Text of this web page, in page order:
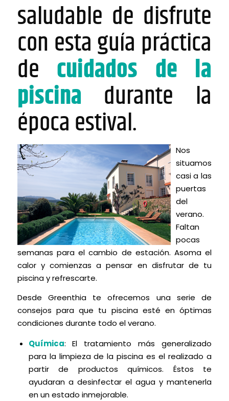
saludable de disfrute
con esta guía práctica
de cuidados de la
piscina durante la
época estival.
Nos
situamos
casi a las
puertas
del
verano.
Faltan
pocas
semanas para el cambio de estación. Asoma el
calor y comienzas a pensar en disfrutar de tu
piscina y refrescarte.
Desde Greenthia te ofrecemos una serie de
consejos para que tu piscina esté en óptimas
condiciones durante todo el verano.
Química: El tratamiento más generalizado
para la limpieza de la piscina es el realizado a
partir de productos químicos. Éstos te
ayudaran a desinfectar el agua y mantenerla
en un estado inmejorable.